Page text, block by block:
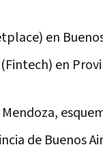
en
en
de Buenos